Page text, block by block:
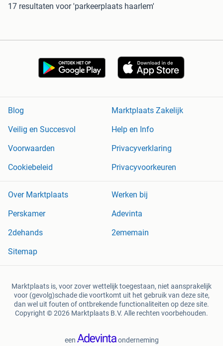
17 resultaten voor 'parkeerplaats haarlem'
Blog
Marktplaats Zakelijk
Veilig en Succesvol
Help en Info
Voorwaarden
Privacyverklaring
Cookiebeleid
Privacyvoorkeuren
Over Marktplaats
Werken bij
Perskamer
Adevinta
2dehands
2ememain
Sitemap
Marktplaats is, voor zover wettelijk toegestaan, niet aansprakelijk
voor (gevolg)schade die voortkomt uit het gebruik van deze site,
dan wel uit fouten of ontbrekende functionaliteiten op deze site.
Copyright © 2026 Marktplaats B.V. Alle rechten voorbehouden.
een onderneming